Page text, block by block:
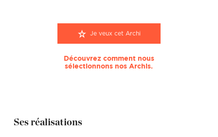
Je veux cet Archi
Découvrez comment nous
sélectionnons nos Archis.
Ses réalisations